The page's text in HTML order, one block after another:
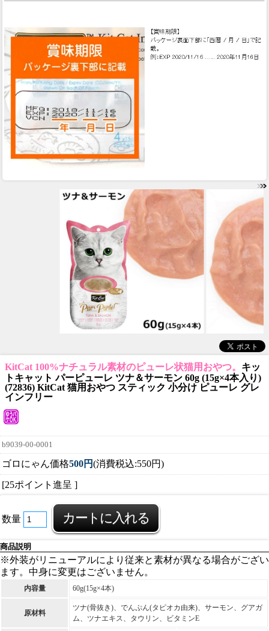
KitCat 100%ナチュラル素材のピューレ状猫用おやつ。 キッ
トキャット パーピューレ ツナ＆サーモン 60g (15g×4本入り)
(72836) KitCat 猫用おやつ スティック 小分け ピューレ グレ
インフリー
b9039-00-0001
ゴロにゃん価格500円(消費税込:550円)
[25ポイント進呈 ]
数量
商品説明
※外装がリニューアルにより従来と素材が異なる場合がござい
ます。中身に変更はございません。
内容量 60g(15g×4本)
原材料
ツナ(骨抜き)、でんぷん(タピオカ由来)、サーモン、グアガ
ム、ツナエキス、タウリン、ビタミンE